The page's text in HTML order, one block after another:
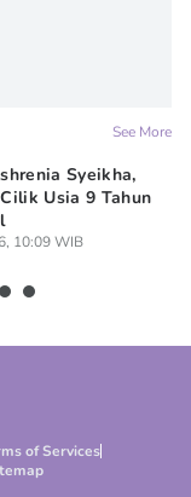
See More
Syeikha,
Usia 9 Tahun
10:09 WIB
of Services